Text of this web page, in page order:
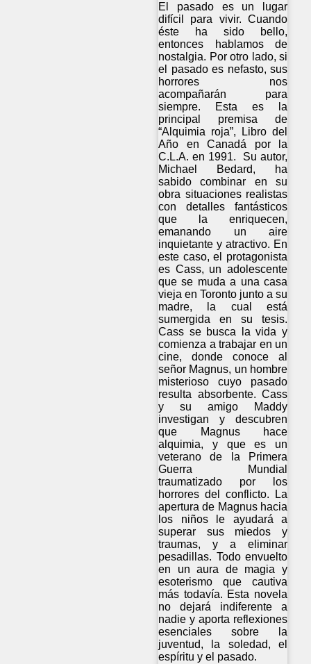
El pasado es un lugar
difícil para vivir. Cuando
éste ha sido bello,
entonces hablamos de
nostalgia. Por otro lado, si
el pasado es nefasto, sus
horrores nos
acompañarán para
siempre. Esta es la
principal premisa de
“Alquimia roja”, Libro del
Año en Canadá por la
C.L.A. en 1991. Su autor,
Michael Bedard, ha
sabido combinar en su
obra situaciones realistas
con detalles fantásticos
que la enriquecen,
emanando un aire
inquietante y atractivo. En
este caso, el protagonista
es Cass, un adolescente
que se muda a una casa
vieja en Toronto junto a su
madre, la cual está
sumergida en su tesis.
Cass se busca la vida y
comienza a trabajar en un
cine, donde conoce al
señor Magnus, un hombre
misterioso cuyo pasado
resulta absorbente. Cass
y su amigo Maddy
investigan y descubren
que Magnus hace
alquimia, y que es un
veterano de la Primera
Guerra Mundial
traumatizado por los
horrores del conflicto. La
apertura de Magnus hacia
los niños le ayudará a
superar sus miedos y
traumas, y a eliminar
pesadillas. Todo envuelto
en un aura de magia y
esoterismo que cautiva
más todavía. Esta novela
no dejará indiferente a
nadie y aporta reflexiones
esenciales sobre la
juventud, la soledad, el
espíritu y el pasado.